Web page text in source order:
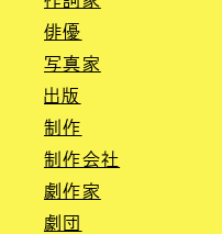
俳優
写真家
出版
制作
制作会社
劇作家
劇団